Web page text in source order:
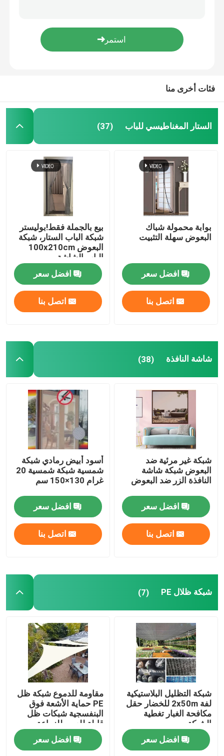
شبكة الحشرات الزراعية
حقيبة شبكية منسوجة
شبك بلاستيكي
نايلون كبل التعادل
ستارة باب بلاستيكية مغناطيسية
غطاء التربة من البولي بروبيلين
فئات أخرى منا
الستار المغناطيسي للباب (37)
بوابة محمولة شباك
البعوض سهلة التثبيت
افضل سعر
اتصل بنا
بيع بالجملة فقط!بوليستر
شبكة الباب الستار، شبكة
البعوض 100x210cm
الباب الشاشة
المغناطيسية الناعمة شبكة
الباب
افضل سعر
اتصل بنا
شاشة النافذة (38)
شبكة غير مرئية ضد
البعوض شبكة شاشة
النافذة الزر ضد البعوض
افضل سعر
اتصل بنا
أسود أبيض رمادي شبكة
شمسية شبكة شمسية 20
غرام 130×150 سم
افضل سعر
اتصل بنا
شبكة ظلال PE (7)
شبكة التظليل البلاستيكية
لفة 2x50m للخضار حقل
مكافحة الغبار تغطية
الشبكة
افضل سعر
مقاومة للدموع شبكة ظل
PE حماية الأشعة فوق
البنفسجية شبكات ظل
قابلة للعبور للزراعة
افضل سعر